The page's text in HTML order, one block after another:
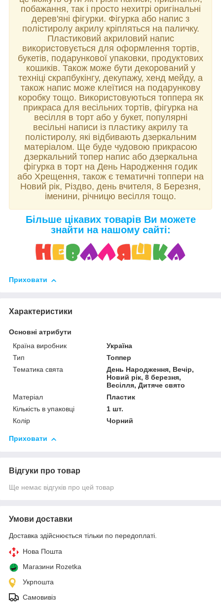
побажання, так і просто нехитрі оригінальні
дерев'яні фігурки. Фігурка або напис з
полістиролу акрилу кріпляться на паличку.
Пластиковий акриловий напис
використовується для оформлення тортів,
букетів, подарункової упаковки, продуктових
кошиків. Також може бути декорований у
техніці скрапбукінгу, декупажу, хенд мейду, а
також напис може клеїтися на подарункову
коробку тощо. Використовуються топпера як
прикраса для весільних тортів, фігурка на
весілля в торт або у букет, популярні
весільні написи із пластику акрилу та
полістиролу, які відбивають дзеркальним
матеріалом. Ще буде чудовою прикрасою
дзеркальний топер напис або дзеркальна
фігурка в торт на День Народження годик
або Хрещення, також є тематичні топпери на
Новий рік, Різдво, день вчителя, 8 Березня,
іменини, річницю весілля тощо.
Більше цікавих товарів Ви можете
знайти на нашому сайті:
Приховати
Характеристики
Основні атрибути
Країна виробник
Україна
Тип
Топпер
Тематика свята
День Народження, Вечір,
Новий рік, 8 березня,
Весілля, Дитяче свято
Матеріал
Пластик
Кількість в упаковці
1 шт.
Колір
Чорний
Приховати
Відгуки про товар
Ще немає відгуків про цей товар
Умови доставки
Доставка здійснюється тільки по передоплаті.
Нова Пошта
Магазини Rozetka
Укрпошта
Самовивіз